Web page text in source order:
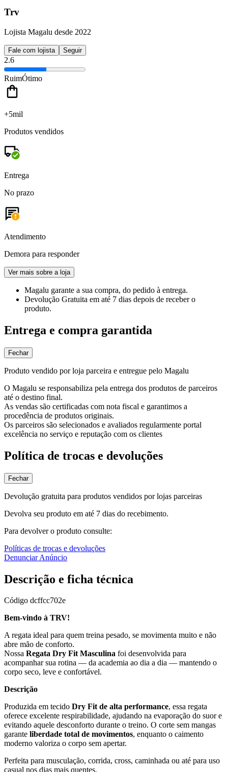
Trv
Lojista Magalu desde 2022
Fale com lojista Seguir
2.6
RuimÓtimo
+5mil
Produtos vendidos
Entrega
No prazo
Atendimento
Demora para responder
Ver mais sobre a loja
Magalu garante a sua compra, do pedido à entrega.
Devolução Gratuita em até 7 dias depois de receber o
produto.
Entrega e compra garantida
Fechar
Produto vendido por loja parceira e entregue pelo Magalu
O Magalu se responsabiliza pela entrega dos produtos de parceiros
até o destino final.
As vendas são certificadas com nota fiscal e garantimos a
procedência de produtos originais.
Os parceiros são selecionados e avaliados regularmente portal
excelência no serviço e reputação com os clientes
Política de trocas e devoluções
Fechar
Devolução gratuita para produtos vendidos por lojas parceiras
Devolva seu produto em até 7 dias do recebimento.
Para devolver o produto consulte:
Políticas de trocas e devoluções
Denunciar Anúncio
Descrição e ficha técnica
Código dcffcc702e
Bem-vindo à TRV!
A regata ideal para quem treina pesado, se movimenta muito e não
abre mão de conforto.
Nossa Regata Dry Fit Masculina foi desenvolvida para
acompanhar sua rotina — da academia ao dia a dia — mantendo o
corpo seco, leve e confortável.
Descrição
Produzida em tecido Dry Fit de alta performance, essa regata
oferece excelente respirabilidade, ajudando na evaporação do suor e
evitando aquele desconforto durante o treino. O corte sem mangas
garante liberdade total de movimentos, enquanto o caimento
moderno valoriza o corpo sem apertar.
Perfeita para musculação, corrida, cross, caminhada ou até para uso
casual nos dias mais quentes.